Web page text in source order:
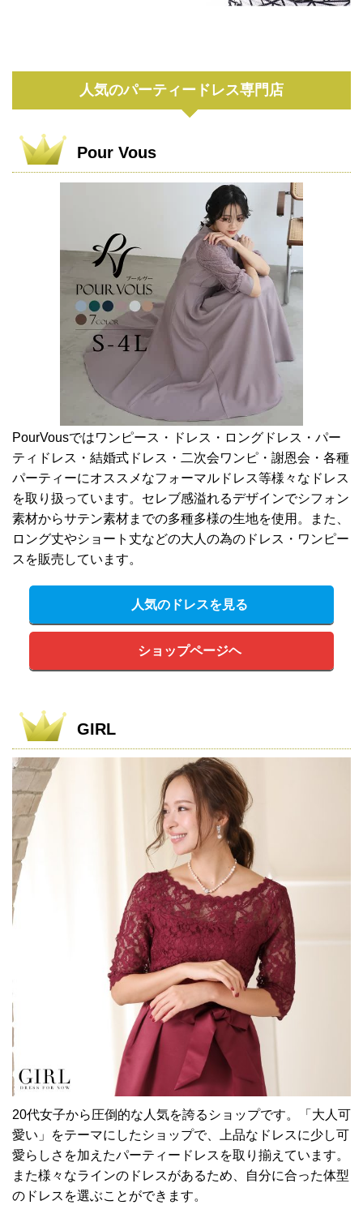
人気のパーティードレス専門店
Pour Vous
PourVousではワンピース・ドレス・ロングドレス・パー
ティドレス・結婚式ドレス・二次会ワンピ・謝恩会・各種
パーティーにオススメなフォーマルドレス等様々なドレス
を取り扱っています。セレブ感溢れるデザインでシフォン
素材からサテン素材までの多種多様の生地を使用。また、
ロング丈やショート丈などの大人の為のドレス・ワンピー
スを販売しています。
人気のドレスを見る
ショップページヘ
GIRL
20代女子から圧倒的な人気を誇るショップです。「大人可
愛い」をテーマにしたショップで、上品なドレスに少し可
愛らしさを加えたパーティードレスを取り揃えています。
また様々なラインのドレスがあるため、自分に合った体型
のドレスを選ぶことができます。